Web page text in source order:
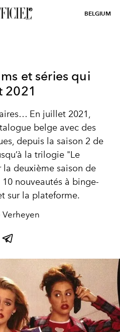
BELGIUM
et séries qui
2021
En juillet 2021,
belge avec des
depuis la saison 2 de
la trilogie "Le
deuxième saison de
nouveautés à binge-
sur la plateforme.